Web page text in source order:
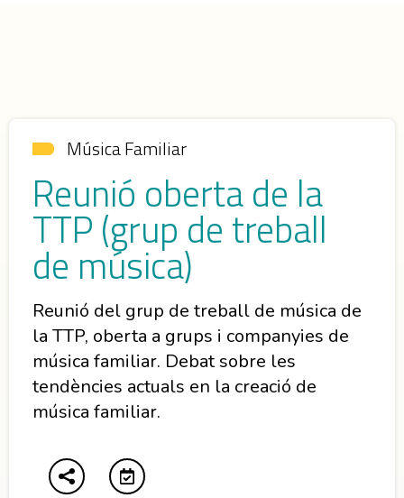
Música Familiar
Reunió oberta de la
TTP (grup de treball
de música)
Reunió del grup de treball de música de
la TTP, oberta a grups i companyies de
música familiar. Debat sobre les
tendències actuals en la creació de
música familiar.
Abre en nueva ventana